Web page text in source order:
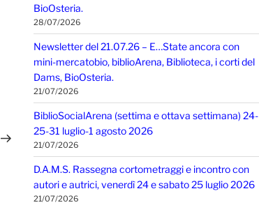
Articolo
BioOsteria.
28/07/2026
Newsletter del 21.07.26 – E…State ancora con
mini-mercatobio, biblioArena, Biblioteca, i corti del
Dams, BioOsteria.
21/07/2026
BiblioSocialArena (settima e ottava settimana) 24-
25-31 luglio-1 agosto 2026
21/07/2026
D.A.M.S. Rassegna cortometraggi e incontro con
autori e autrici, venerdì 24 e sabato 25 luglio 2026
21/07/2026